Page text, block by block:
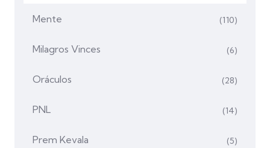
Mente (110)
Milagros Vinces (6)
Oráculos (28)
PNL (14)
Prem Kevala (5)